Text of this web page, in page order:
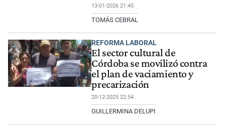
13-01-2026 21:45
TOMÁS CEBRAL
REFORMA LABORAL
El sector cultural de
Córdoba se movilizó contra
el plan de vaciamiento y
precarización
20-12-2025 22:54
GUILLERMINA DELUPI